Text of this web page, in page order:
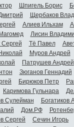
Шпигель Борис
Щербаков
Алиев Ильхам
Лисин
Сергей
Тё Павел
Муров Андрей
Патрушев Андрей
Зюганов Геннадий
Бирюков Петр
Каримова Гульнара
Сулейман
Богатиков
Дом.РФ
Сергей
Сечин Игорь